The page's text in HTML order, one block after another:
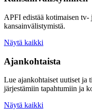
APFI edistää kotimaisen tv-
kansainvälistymistä.
Näytä kaikki
Ajankohtaista
Lue ajankohtaiset uutiset ja
järjestämiin tapahtumiin ja
Näytä kaikki